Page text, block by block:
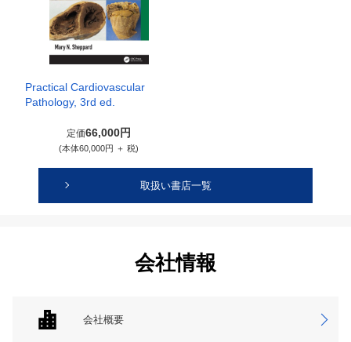
Practical Cardiovascular
Pathology, 3rd ed.
定価66,000円
(本体60,000円 ＋ 税)
取扱い書店一覧
会社情報
会社概要